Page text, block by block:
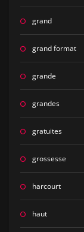
grand
grand format
grande
grandes
gratuites
grossesse
harcourt
haut